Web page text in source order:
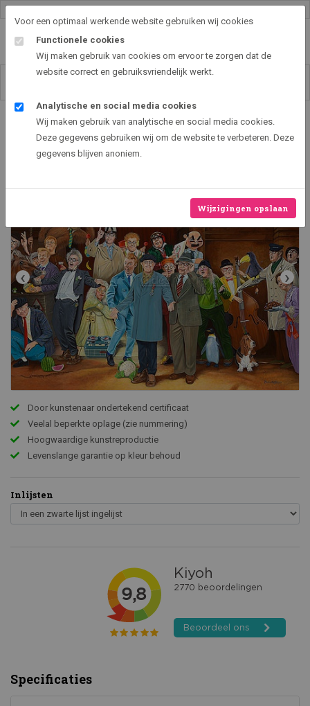
Voor een optimaal werkende website gebruiken wij cookies
Functionele cookies
Wij maken gebruik van cookies om ervoor te zorgen dat de
website correct en gebruiksvriendelijk werkt.
Analytische en social media cookies
Wij maken gebruik van analytische en social media cookies.
Deze gegevens gebruiken wij om de website te verbeteren. Deze
gegevens blijven anoniem.
Wijzigingen opslaan
Art2EXPO GallerySHOP - de leukste kunst cadeau ideeën
De Lachwacht - André van Duin 50
Jaar Artiest -
‹ ›
Door kunstenaar ondertekend certificaat
Veelal beperkte oplage (zie nummering)
Hoogwaardige kunstreproductie
Levenslange garantie op kleur behoud
Inlijsten
Specificaties